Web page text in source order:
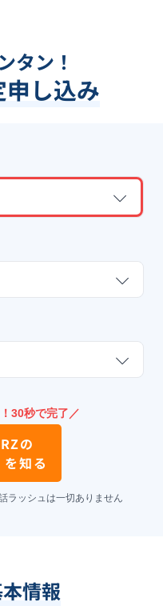
タン！
申し込み
30秒で完了／
の
を知る
ラッシュは一切ありません
情報